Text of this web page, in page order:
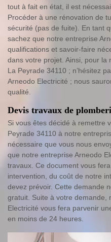
tout à fait en état, il est
Procéder à une rénovation de
sécurité (pas de fuite). En tant
sachez que notre entreprise
qualifications et savoir-faire
dans votre projet. Ainsi, pour la
La Peyrade 34110 ; n’hésitez
Arneodo Electricité ; nous
qualité.
Devis travaux de
Si vous êtes décidé à remettre
Peyrade 34110 à notre
nécessaire que vous nous
que notre entreprise Arneodo
travaux. Ce document vous
intervention, du coût de notre
devez prévoir. Cette demande
gratuit. Suite à votre demande,
Electricité vous fera parvenir
en moins de 24 heures.